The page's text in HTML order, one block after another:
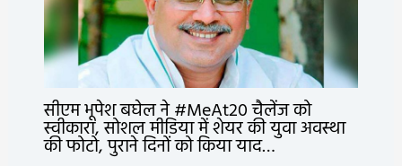
सीएम भूपेश बघेल ने #MeAt20 चैलेंज को
स्वीकारा, सोशल मीडिया में शेयर की युवा अवस्था
की फोटो, पुराने दिनों को किया याद…